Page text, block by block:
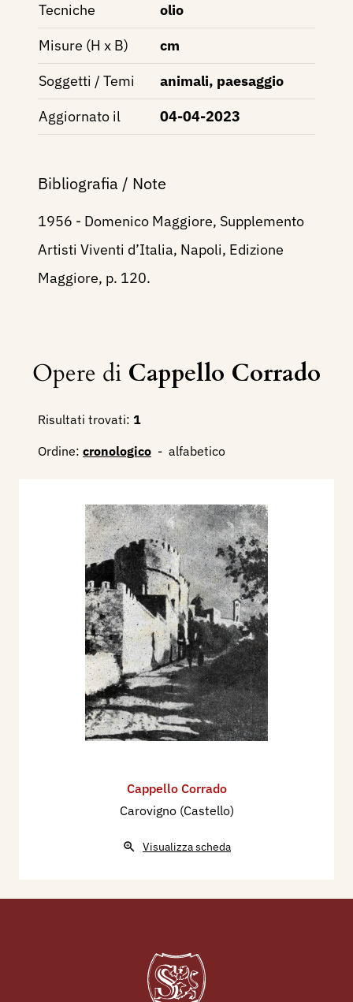
Tecniche
olio
Misure (H x B)
cm
Soggetti / Temi
animali, paesaggio
Aggiornato il
04-04-2023
Bibliografia / Note
1956 - Domenico Maggiore, Supplemento
Artisti Viventi d’Italia, Napoli, Edizione
Maggiore, p. 120.
Opere di Cappello Corrado
Risultati trovati: 1
Ordine: cronologico - alfabetico
Cappello Corrado
Carovigno (Castello)
Visualizza scheda